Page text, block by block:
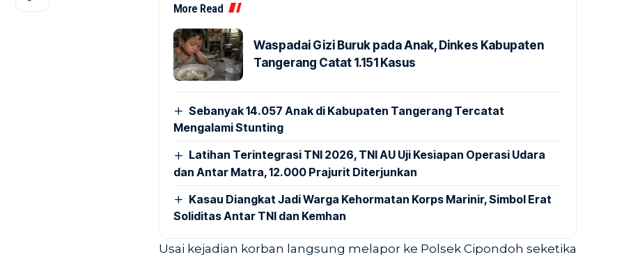
More Read
Waspadai Gizi Buruk pada Anak, Dinkes Kabupaten
Tangerang Catat 1.151 Kasus
Sebanyak 14.057 Anak di Kabupaten Tangerang Tercatat
Mengalami Stunting
Latihan Terintegrasi TNI 2026, TNI AU Uji Kesiapan Operasi Udara
dan Antar Matra, 12.000 Prajurit Diterjunkan
Kasau Diangkat Jadi Warga Kehormatan Korps Marinir, Simbol Erat
Soliditas Antar TNI dan Kemhan
Usai kejadian korban langsung melapor ke Polsek Cipondoh seketika